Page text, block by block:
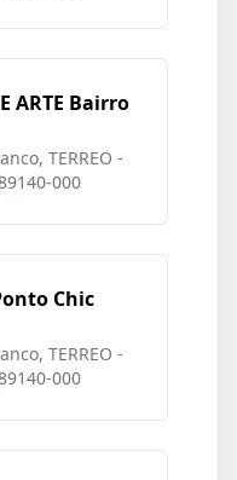
ARTE Bairro
TERREO -
000
Chic
TERREO -
000